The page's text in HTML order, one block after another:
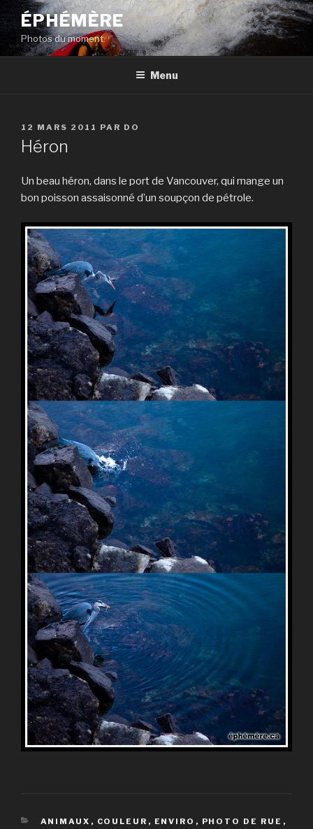
Aller
au
contenu
principal
ÉPHÉMÈRE
Photos du moment.
Menu
PUBLIÉ
LE
12 MARS 2011 PAR DO
Héron
Un beau héron, dans le port de Vancouver, qui mange un
bon poisson assaisonné d’un soupçon de pétrole.
CATÉGORIES
ANIMAUX , COULEUR , ENVIRO , PHOTO DE RUE ,